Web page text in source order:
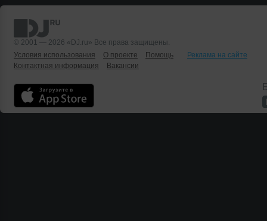
© 2001 — 2026 «DJ.ru» Все права защищены.
Условия использования
О проекте Помощь
Реклама на сайте
Контактная информация
Вакансии